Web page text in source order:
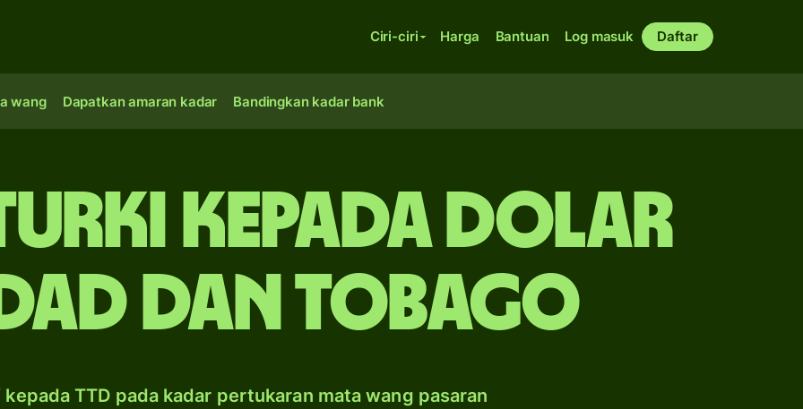
Ciri-ciri Harga Bantuan Log masuk Daftar
wang Dapatkan amaran kadar Bandingkan kadar bank
kepada dolar
dan Tobago
kepada TTD pada kadar pertukaran mata wang pasaran